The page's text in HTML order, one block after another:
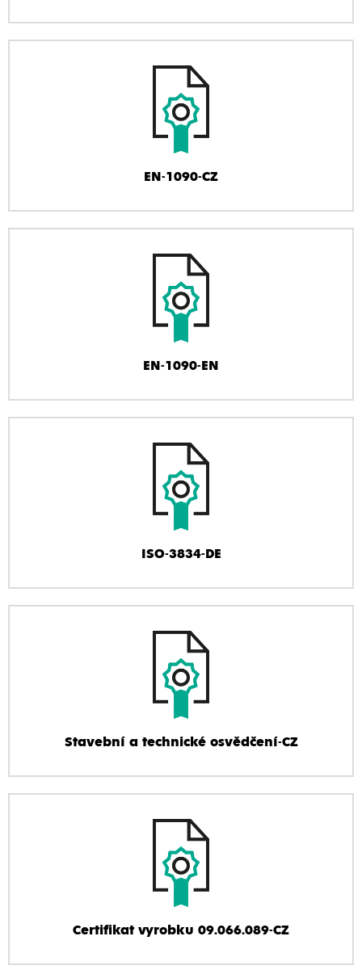
EN-1090-CZ
EN-1090-EN
ISO-3834-DE
Stavební a technické osvědčení-CZ
Certifikat vyrobku 09.066.089-CZ